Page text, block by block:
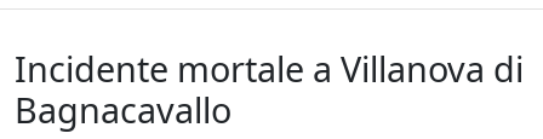
Incidente mortale a Villanova di
Bagnacavallo